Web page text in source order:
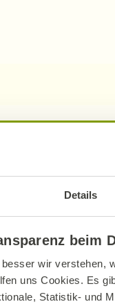
Details
beim
wir verstehen,
uns Cookies. Es
Statistik- und